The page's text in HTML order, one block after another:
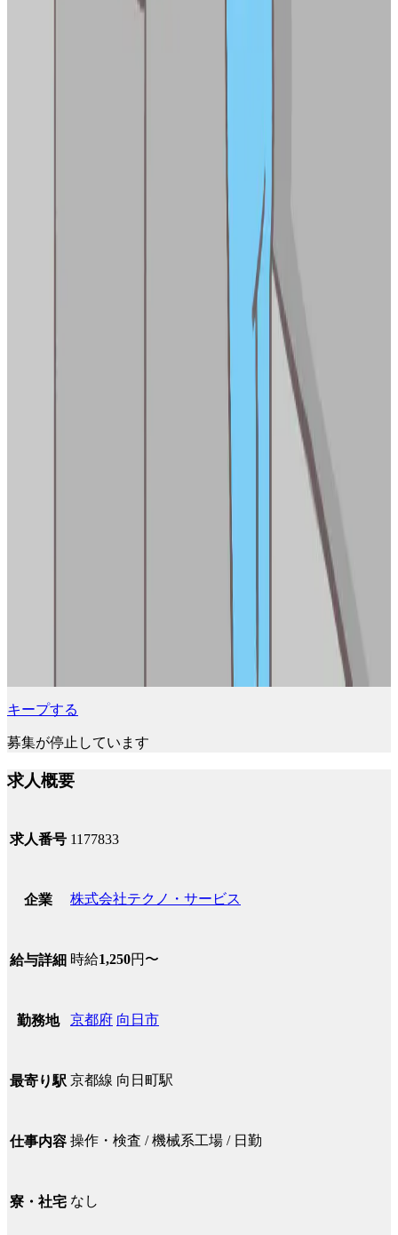
キープする
募集が停止しています
求人概要
求人番号 1177833
企業 株式会社テクノ・サービス
給与詳細 時給1,250円〜
勤務地 京都府 向日市
最寄り駅 京都線 向日町駅
仕事内容 操作・検査 / 機械系工場 / 日勤
寮・社宅 なし